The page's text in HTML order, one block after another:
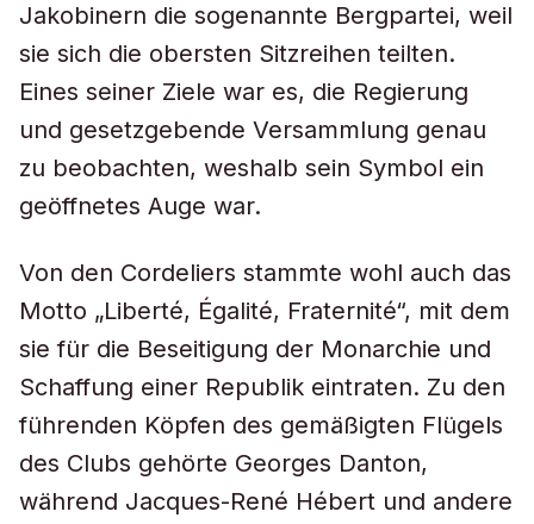
Jakobinern die sogenannte Bergpartei, weil
sie sich die obersten Sitzreihen teilten.
Eines seiner Ziele war es, die Regierung
und gesetzgebende Versammlung genau
zu beobachten, weshalb sein Symbol ein
geöffnetes Auge war.
Von den Cordeliers stammte wohl auch das
Motto „Liberté, Égalité, Fraternité“, mit dem
sie für die Beseitigung der Monarchie und
Schaffung einer Republik eintraten. Zu den
führenden Köpfen des gemäßigten Flügels
des Clubs gehörte Georges Danton,
während Jacques-René Hébert und andere